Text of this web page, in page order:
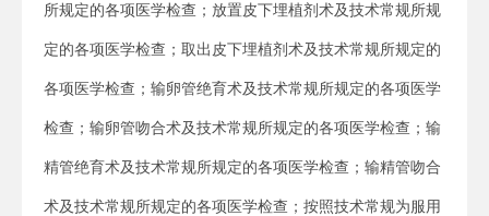
所规定的各项医学检查；放置皮下埋植剂术及技术常规所规
定的各项医学检查；取出皮下埋植剂术及技术常规所规定的
各项医学检查；输卵管绝育术及技术常规所规定的各项医学
检查；输卵管吻合术及技术常规所规定的各项医学检查；输
精管绝育术及技术常规所规定的各项医学检查；输精管吻合
术及技术常规所规定的各项医学检查；按照技术常规为服用